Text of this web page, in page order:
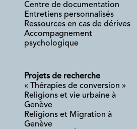
Centre de documentation
Entretiens personnalisés
Ressources en cas de dérives
Accompagnement
psychologique
Projets de recherche
« Thérapies de conversion »
Religions et vie urbaine à
Genève
Religions et Migration à
Genève